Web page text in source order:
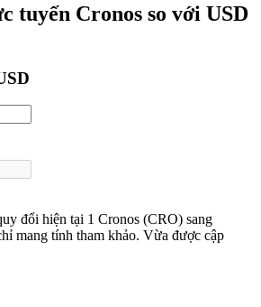
tuyến Cronos so với USD
đổi hiện tại 1 Cronos (CRO) sang
mang tính tham khảo. Vừa được cập